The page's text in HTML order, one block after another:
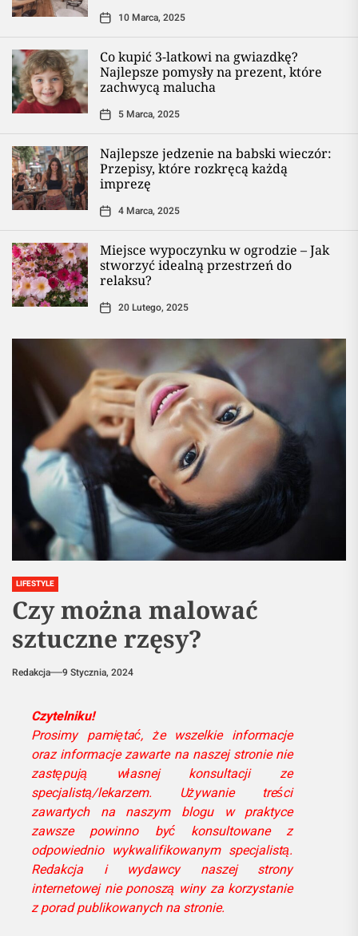
10 Marca, 2025
Co kupić 3-latkowi na gwiazdkę?
Najlepsze pomysły na prezent, które
zachwycą malucha
5 Marca, 2025
Najlepsze jedzenie na babski wieczór:
Przepisy, które rozkręcą każdą
imprezę
4 Marca, 2025
Miejsce wypoczynku w ogrodzie – Jak
stworzyć idealną przestrzeń do
relaksu?
20 Lutego, 2025
LIFESTYLE
Czy można malować
sztuczne rzęsy?
Redakcja 9 Stycznia, 2024
Czytelniku!
Prosimy pamiętać, że wszelkie informacje
oraz informacje zawarte na naszej stronie nie
zastępują własnej konsultacji ze
specjalistą/lekarzem. Używanie treści
zawartych na naszym blogu w praktyce
zawsze powinno być konsultowane z
odpowiednio wykwalifikowanym specjalistą.
Redakcja i wydawcy naszej strony
internetowej nie ponoszą winy za korzystanie
z porad publikowanych na stronie.